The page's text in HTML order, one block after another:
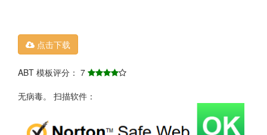
点击下载
ABT 模板评分： 7
无病毒。 扫描软件：